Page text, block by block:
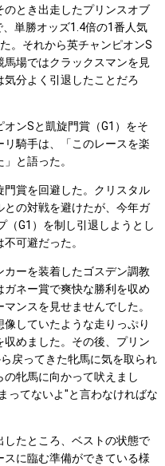
とき出走したプリンスオブ
単勝オッズ1.4倍の1番人気
。それから英チャンピオンS
馬場ではクラックスマンを見
分よく引退したことだろ
ンSと凱旋門賞（G1）をそ
騎手は、「このレースを楽
と語った。
賞を回避した。クリスタル
の対戦を避けたが、今年ガ
（G1）を制し引退しようとし
可避だった。
ーを装着したゴスデン調教
ネー賞で爽快な勝利を収め
ンスを見せませんでした。
していたような走りっぷり
めました。その後、プリン
戻ってきた牝馬に気を取られ
牝馬に向かって吠えまし
ってないよ"と言わなければな
たところ、ベストの状態で
に臨む準備ができている様